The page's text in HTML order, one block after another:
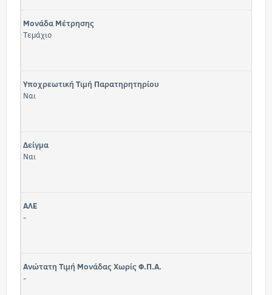
Μονάδα Μέτρησης
Τεμάχιο
Υποχρεωτική Τιμή Παρατηρητηρίου
Ναι
Δείγμα
Ναι
ΑΛΕ
-
Ανώτατη Τιμή Μονάδας Χωρίς Φ.Π.Α.
-